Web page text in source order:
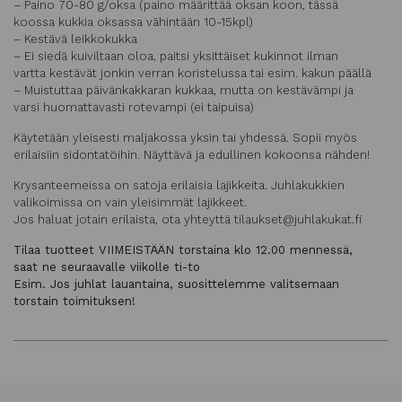
– Paino 70-80 g/oksa (paino määrittää oksan koon, tässä
koossa kukkia oksassa vähintään 10-15kpl)
– Kestävä leikkokukka
– Ei siedä kuiviltaan oloa, paitsi yksittäiset kukinnot ilman
vartta kestävät jonkin verran koristelussa tai esim. kakun päällä
– Muistuttaa päivänkakkaran kukkaa, mutta on kestävämpi ja
varsi huomattavasti rotevampi (ei taipuisa)
Käytetään yleisesti maljakossa yksin tai yhdessä. Sopii myös
erilaisiin sidontatöihin. Näyttävä ja edullinen kokoonsa nähden!
Krysanteemeissa on satoja erilaisia lajikkeita. Juhlakukkien
valikoimissa on vain yleisimmät lajikkeet.
Jos haluat jotain erilaista, ota yhteyttä tilaukset@juhlakukat.fi
Tilaa tuotteet VIIMEISTÄÄN torstaina klo 12.00 mennessä,
saat ne seuraavalle viikolle ti-to
Esim. Jos juhlat lauantaina, suosittelemme valitsemaan
torstain toimituksen!